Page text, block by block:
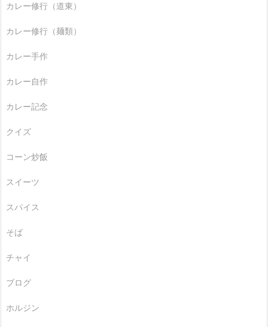
カレー修行（道東）
カレー修行（麺類）
カレー手作
カレー自作
カレー記念
クイズ
コーン炒飯
スイーツ
スパイス
そば
チャイ
ブログ
ホルジン